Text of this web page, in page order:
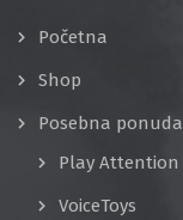
Početna
Shop
Posebna ponuda
Play Attention
VoiceToys